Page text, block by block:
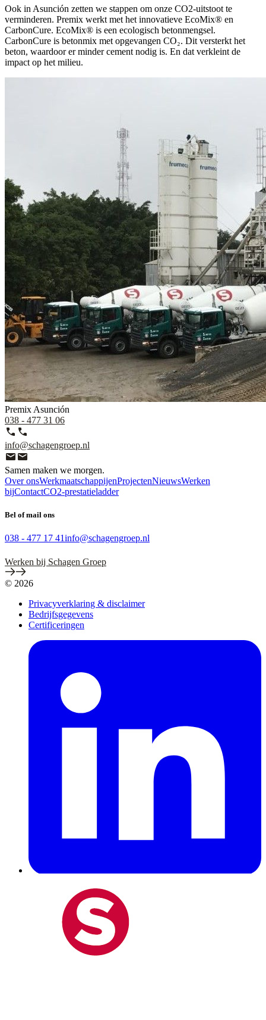
Ook in Asunción zetten we stappen om onze CO2-uitstoot te
verminderen. Premix werkt met het innovatieve EcoMix® en
CarbonCure. EcoMix® is een ecologisch betonmengsel.
CarbonCure is betonmix met opgevangen CO₂. Dit versterkt het
beton, waardoor er minder cement nodig is. En dat verkleint de
impact op het milieu.
Premix Asunción
038 - 477 31 06
info@schagengroep.nl
Samen maken we morgen.
Over onsWerkmaatschappijenProjectenNieuwsWerken
bijContactCO2-prestatieladder
Bel of mail ons
038 - 477 17 41info@schagengroep.nl
Werken bij Schagen Groep
© 2026
Privacyverklaring & disclaimer
Bedrijfsgegevens
Certificeringen